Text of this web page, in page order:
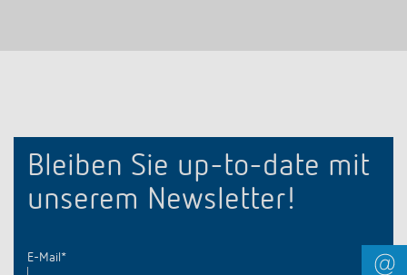
Bleiben Sie up-to-date mit
unserem Newsletter!
E-Mail *